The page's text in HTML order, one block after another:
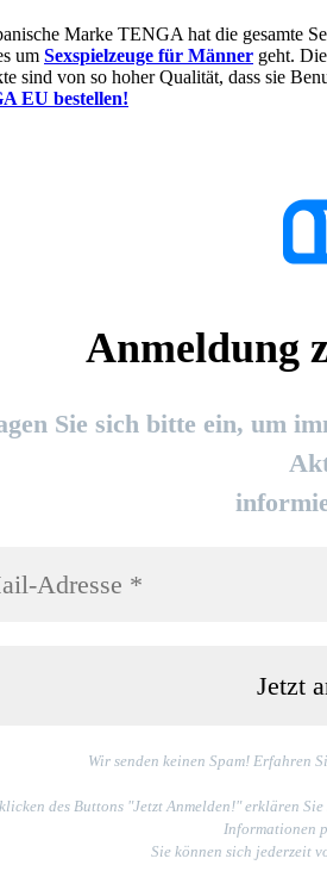
Marke TENGA hat die gesamte
um Sexspielzeuge für Männer geht.
sind von so hoher Qualität, dass sie
EU bestellen!
Anmeldung
Sie sich bitte ein, um
Wir senden keinen Spam! Erfahren
des Buttons "Jetzt Anmelden!" erklären
Informationen
Sie können sich jederzeit